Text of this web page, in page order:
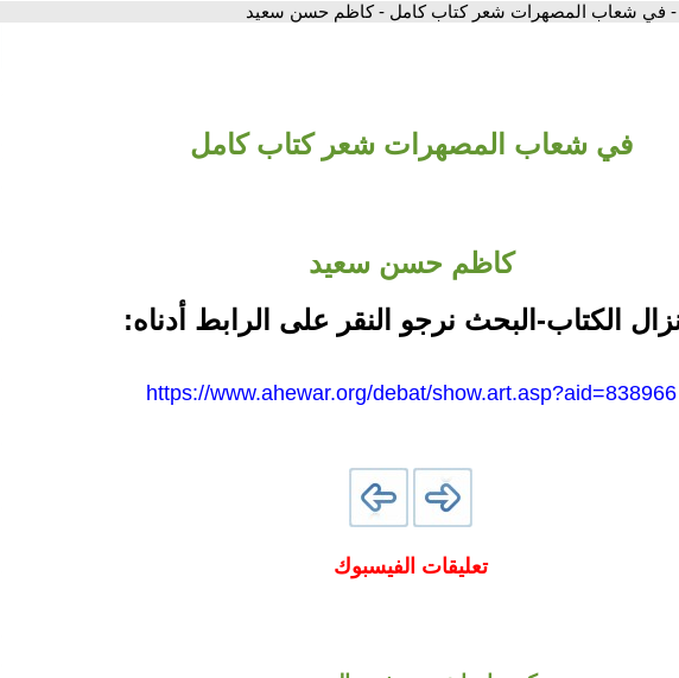
- في شعاب المصهرات شعر كتاب كامل - كاظم حسن سعيد
في شعاب المصهرات شعر كتاب كامل
كاظم حسن سعيد
الكتاب-البحث نرجو النقر على الرابط أدناه:
https://www.ahewar.org/debat/show.art.asp?aid=838966
تعليقات الفيسبوك